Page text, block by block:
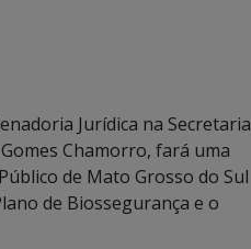
Jurídica na Secretaria
Chamorro, fará uma
de Mato Grosso do Sul
de Biossegurança e o